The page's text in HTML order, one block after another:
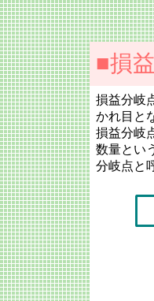
■損
損益分岐
かれ目と
損益分岐
数量とい
分岐点と